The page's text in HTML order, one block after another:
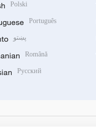
Polski
Português
پښتو
Română
Русский